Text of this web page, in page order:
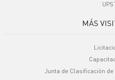
MÁS
Junta de Clasificación